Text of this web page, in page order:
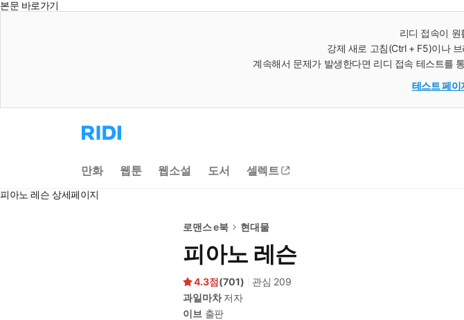
본문 바로가기
리디 접속이
강제 새로 고침(Ctrl + F5)이나
계속해서 문제가 발생한다면 리디 접속 테스트를
테스트 페이
리
디
으
로
동
만화 웹툰 웹소설 도서 셀렉트
피아노 레슨 상세페이지
로맨스 e북 현대물
피아노 레슨
4.3 (701) 관심 209
과일마차저자
이브 출판